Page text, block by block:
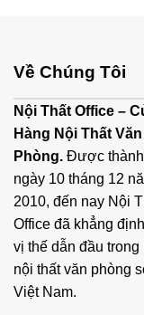
cũng như lợi ích
Đừng quên liên hệ
khuâng lựa chọn
với không gian làm
gợi ý cho quý khách
Tầm quan
lượng dịch vụ
Một chiếc ghế spa
hàng mà còn phải
Về Chúng Tôi
Nội Thất Office –
Hàng Nội Thất Văn
Phòng. Được
ngày 10 tháng 12
2010, đến nay Nội
Office đã khẳng
vị thế dẫn đầu trong
nội thất văn phòng
Việt Nam.